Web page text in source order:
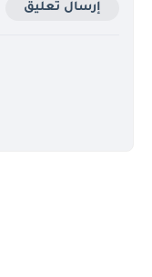
إرسال تعليق